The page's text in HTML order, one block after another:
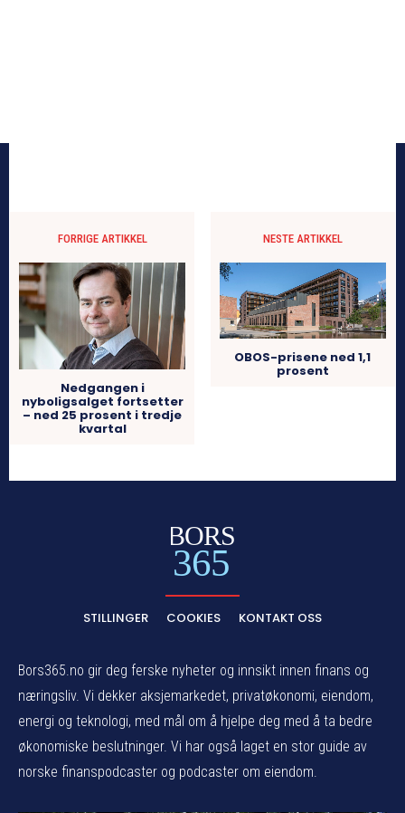
FORRIGE ARTIKKEL
Nedgangen i
nyboligsalget fortsetter
– ned 25 prosent i tredje
kvartal
NESTE ARTIKKEL
OBOS-prisene ned 1,1
prosent
BORS
365
STILLINGER COOKIES KONTAKT OSS
Bors365.no gir deg ferske nyheter og innsikt innen finans og
næringsliv. Vi dekker aksjemarkedet, privatøkonomi, eiendom,
energi og teknologi, med mål om å hjelpe deg med å ta bedre
økonomiske beslutninger. Vi har også laget en stor guide av
norske finanspodcaster og podcaster om eiendom.